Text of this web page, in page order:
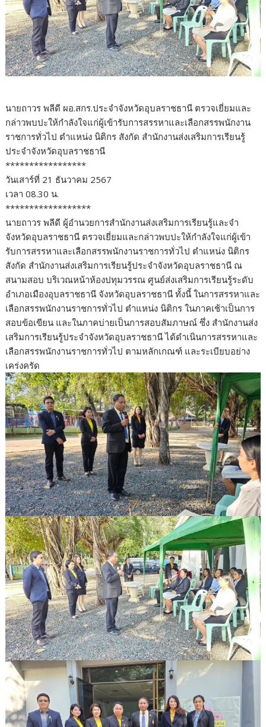
นายถาวร พลีดี ผอ.สกร.ประจำจังหวัดอุบลราชธานี ตรวจเยี่ยมและ
กล่าวพบปะให้กำลังใจแก่ผู้เข้ารับการสรรหาและเลือกสรรพนักงาน
ราชการทั่วไป ตำแหน่ง นิติกร สังกัด สำนักงานส่งเสริมการเรียนรู้
ประจำจังหวัดอุบลราชธานี
*****************
วันเสาร์ที่ 21 ธันวาคม 2567
เวลา 08.30 น.
******************
นายถาวร พลีดี ผู้อำนวยการสำนักงานส่งเสริมการเรียนรู้และจำ
จังหวัดอุบลราชธานี ตรวจเยี่ยมและกล่าวพบปะให้กำลังใจแก่ผู้เข้า
รับการสรรหาและเลือกสรรพนักงานราชการทั่วไป ตำแหน่ง นิติกร
สังกัด สำนักงานส่งเสริมการเรียนรู้ประจำจังหวัดอุบลราชธานี ณ
สนามสอบ บริเวณหน้าห้องปทุมวรรณ ศูนย์ส่งเสริมการเรียนรู้ระดับ
อำเภอเมืองอุบลราชธานี จังหวัดอุบลราชธานี ทั้งนี้ ในการสรรหาและ
เลือกสรรพนักงานราชการทั่วไป ตำแหน่ง นิติกร ในภาคเช้าเป็นการ
สอบข้อเขียน และในภาคบ่ายเป็นการสอบสัมภาษณ์ ซึ่ง สำนักงานส่ง
เสริมการเรียนรู้ประจำจังหวัดอุบลราชธานี ได้ดำเนินการสรรหาและ
เลือกสรรพนักงานราชการทั่วไป ตามหลักเกณฑ์ และระเบียบอย่าง
เคร่งครัด